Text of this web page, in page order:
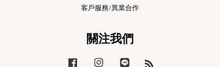
客戶服務/異業合作
關注我們
Facebook Instagram